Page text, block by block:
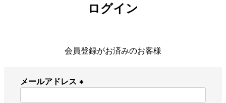
ログイン
会員登録がお済みのお客様
メールアドレス